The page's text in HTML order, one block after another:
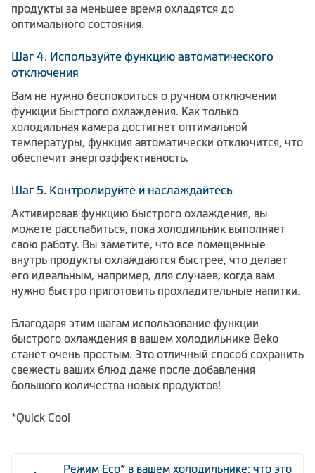
продукты за меньшее время охладятся до
оптимального состояния.
Шаг 4. Используйте функцию автоматического
отключения
Вам не нужно беспокоиться о ручном отключении
функции быстрого охлаждения. Как только
холодильная камера достигнет оптимальной
температуры, функция автоматически отключится, что
обеспечит энергоэффективность.
Шаг 5. Контролируйте и наслаждайтесь
Активировав функцию быстрого охлаждения, вы
можете расслабиться, пока холодильник выполняет
свою работу. Вы заметите, что все помещенные
внутрь продукты охлаждаются быстрее, что делает
его идеальным, например, для случаев, когда вам
нужно быстро приготовить прохладительные напитки.
Благодаря этим шагам использование функции
быстрого охлаждения в вашем холодильнике Beko
станет очень простым. Это отличный способ сохранить
свежесть ваших блюд даже после добавления
большого количества новых продуктов!
*Quick Cool
Режим Eco* в вашем холодильнике: что это